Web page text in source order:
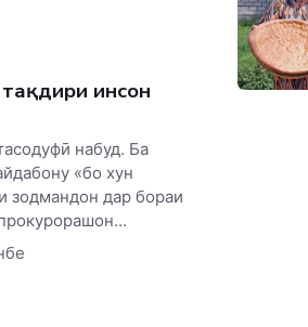
инсон
набуд. Ба
«бо хун
зодмандон дар бораи